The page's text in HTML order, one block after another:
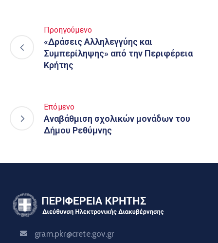
Προηγούμενο
«Δράσεις Αλληλεγγύης και
Συμπερίληψης» από την Περιφέρεια
Κρήτης
Επόμενο
Αναβάθμιση σχολικών μονάδων του
Δήμου Ρεθύμνης
gram.pkr@crete.gov.gr